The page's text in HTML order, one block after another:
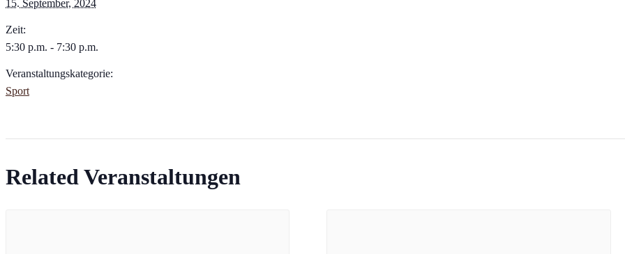
15. September, 2024
Zeit:
5:30 p.m. - 7:30 p.m.
Veranstaltungskategorie:
Sport
Related Veranstaltungen